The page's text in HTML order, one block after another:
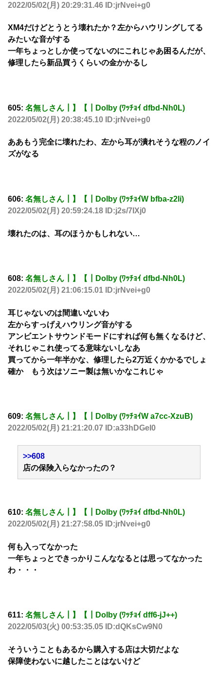
2022/05/02(月) 20:29:31.46 ID:jrNvei+g0
XM4だけどとうとう壊れたか？左からハウリングしてる
みたいな音がする
一年ちょっとしか使ってないのにこれじゃあ困るんだが、
修理したら新品買うくらいの金かかるし
605: 名無しさん┃】【┃Dolby (ﾜｯﾁｮｲ dfbd-Nh0L)
2022/05/02(月) 20:38:45.10 ID:jrNvei+g0
ああもう完全に壊れたわ、左から耳が潰れそうな程のノイ
ズがなる
606: 名無しさん┃】【┃Dolby (ﾜｯﾁｮｲW bfba-z2li)
2022/05/02(月) 20:59:24.18 ID:j2s/7IXj0
壊れたのは、耳のほうかもしれない…
608: 名無しさん┃】【┃Dolby (ﾜｯﾁｮｲ dfbd-Nh0L)
2022/05/02(月) 21:06:15.01 ID:jrNvei+g0
耳じゃないのは間違いないわ
左からすっげえハウリング音がする
アンビエントサウンドモードにすれば何も無くなるけど、
それじゃこれ使ってる意味ないしなあ
買ってから一年半かな、修理したら2万近くかかるでしょ
確か もう次はソニー製は無いかなこれじゃ
609: 名無しさん┃】【┃Dolby (ﾜｯﾁｮｲW a7cc-XzuB)
2022/05/02(月) 21:21:20.07 ID:a33hDGeI0
>>608
店の保険入らなかったの？
610: 名無しさん┃】【┃Dolby (ﾜｯﾁｮｲ dfbd-Nh0L)
2022/05/02(月) 21:27:58.05 ID:jrNvei+g0
何も入ってなかった
一年ちょっとできっかりこんななるとは思ってなかった
わ・・・
611: 名無しさん┃】【┃Dolby (ﾜｯﾁｮｲ dff6-jJ++)
2022/05/03(火) 00:53:35.05 ID:dQKsCw9N0
そういうこともあるから購入する店は大切だよな
保障使わないに越したことはないけど